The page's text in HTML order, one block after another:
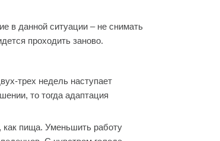
в данной ситуации – не снимать
проходить заново.
трех недель наступает
то тогда адаптация
пища. Уменьшить работу